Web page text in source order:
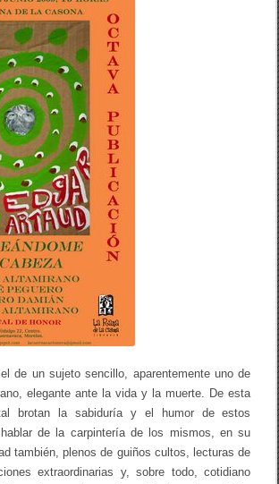
de un sujeto sencillo, aparentemente uno de
elegante ante la vida y la muerte. De esta
brotan la sabiduría y el humor de estos
de la carpintería de los mismos, en su
también, plenos de guiños cultos, lecturas de
extraordinarias y, sobre todo, cotidiano